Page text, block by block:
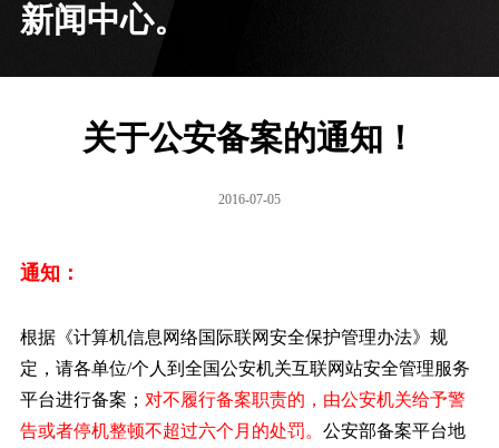
新闻中心。
关于公安备案的通知！
2016-07-05
通知：
根据《计算机信息网络国际联网安全保护管理办法》规
定，请各单位/个人到全国公安机关互联网站安全管理服务
平台进行备案； 对不履行备案职责的，由公安机关给予警
告或者停机整顿不超过六个月的处罚。 公安部备案平台地